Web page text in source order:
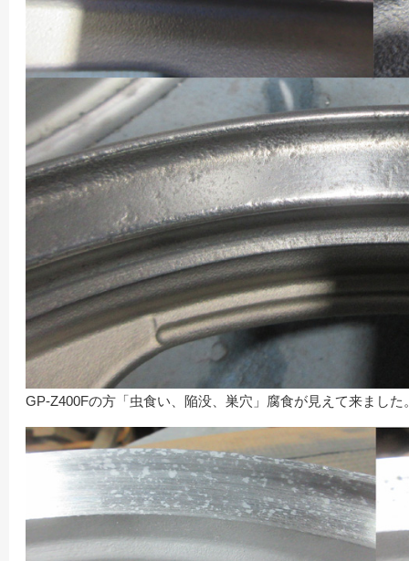
GP-Z400Fの方「虫食い、陥没、巣穴」腐食が見えて来ました